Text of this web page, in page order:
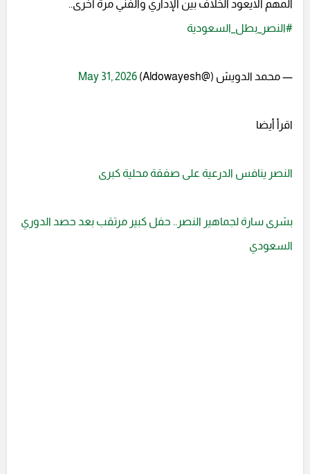
المهم ألايعود الخلاف بين الإداري والفني مرة أخرى..
#النصر_بطل_السعودية
— محمد الدويش (@Aldowayesh) May 31, 2026
اقرأ أيضا
النصر ينافس الدرعية على صفقة محلية كبرى
بشرى سارة لجماهير النصر.. حفل كبير مرتقب بعد حصد الدوري
السعودي